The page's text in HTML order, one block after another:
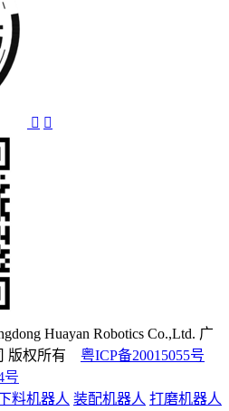
Huayan Robotics Co.,Ltd. 广
版权所有 粤ICP备20015055号
号
下料机器人 装配机器人 打磨机器人